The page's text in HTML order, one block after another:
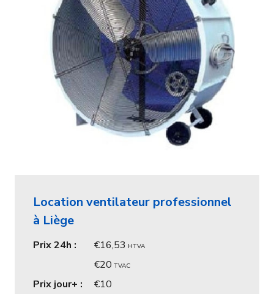
Location ventilateur professionnel
à Liège
Prix 24h : 16,53 HTVA
20 TVAC
Prix jour+ :
10